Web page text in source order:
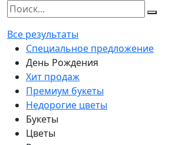
Все результаты
Специальное предложение
День Рождения
Хит продаж
Премиум букеты
Недорогие цветы
Букеты
Цветы